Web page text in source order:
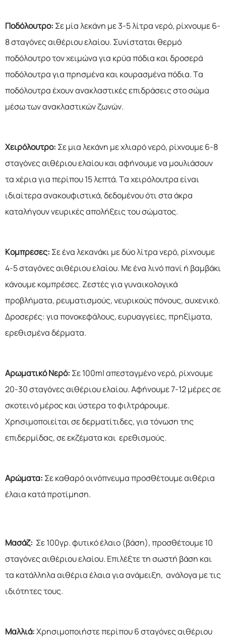
Ποδόλουτρο: Σε μία λεκάνη με 3-5 λίτρα νερό, ρίχνουμε 6-
8 σταγόνες αιθέριου ελαίου. Συνίσταται θερμό
ποδόλουτρο τον χειμώνα για κρύα πόδια και δροσερά
ποδόλουτρα για πρησμένα και κουρασμένα πόδια. Τα
ποδόλουτρα έχουν ανακλαστικές επιδράσεις στο σώμα
μέσω των ανακλαστικών ζωνών.
Χειρόλουτρο: Σε μια λεκάνη με χλιαρό νερό, ρίχνουμε 6-8
σταγόνες αιθέριου ελαίου και αφήνουμε να μουλιάσουν
τα χέρια για περίπου 15 λεπτά. Τα χειρόλουτρα είναι
ιδιαίτερα ανακουφιστικά, δεδομένου ότι στα άκρα
καταλήγουν νευρικές απολήξεις του σώματος.
Κομπρέσες: Σε ένα λεκανάκι με δύο λίτρα νερό, ρίχνουμε
4-5 σταγόνες αιθέριου ελαίου. Με ένα λινό πανί ή βαμβάκι
κάνουμε κομπρέσες. Ζεστές για γυναικολογικά
προβλήματα, ρευματισμούς, νευρικούς πόνους, αυχενικό.
Δροσερές: για πονοκεφάλους, ευρυαγγείες, πρηξίματα,
ερεθισμένα δέρματα.
Αρωματικό Νερό: Σε 100ml απεσταγμένο νερό, ρίχνουμε
20-30 σταγόνες αιθέριου ελαίου. Αφήνουμε 7-12 μέρες σε
σκοτεινό μέρος και ύστερα το φιλτράρουμε.
Χρησιμοποιείται σε δερματίτιδες, για τόνωση της
επιδερμίδας, σε εκζέματα και ερεθισμούς.
Αρώματα: Σε καθαρό οινόπνευμα προσθέτουμε αιθέρια
έλαια κατά προτίμηση.
Μασάζ: Σε 100γρ. φυτικό έλαιο (βάση), προσθέτουμε 10
σταγόνες αιθέριου ελαίου. Επιλέξτε τη σωστή βάση και
τα κατάλληλα αιθέρια έλαια για ανάμειξη, ανάλογα με τις
ιδιότητες τους.
Μαλλιά:Χρησιμοποιήστε περίπου 6 σταγόνες αιθέριου